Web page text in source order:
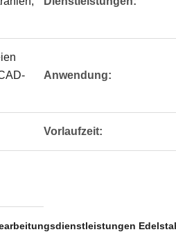
Anwendung:
Vorlaufzeit: